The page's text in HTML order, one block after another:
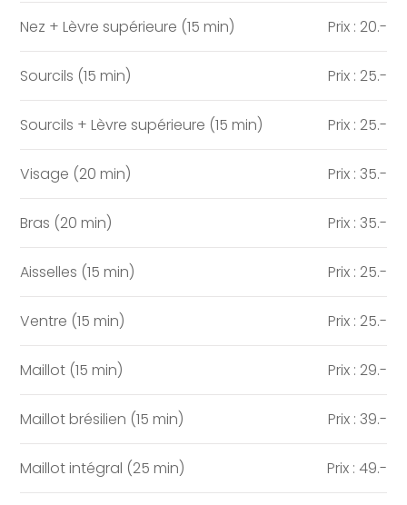
Nez + Lèvre supérieure (15 min) Prix : 20.-
Sourcils (15 min) Prix : 25.-
Sourcils + Lèvre supérieure (15 min) Prix : 25.-
Visage (20 min) Prix : 35.-
Bras (20 min) Prix : 35.-
Aisselles (15 min) Prix : 25.-
Ventre (15 min) Prix : 25.-
Maillot (15 min) Prix : 29.-
Maillot brésilien (15 min) Prix : 39.-
Maillot intégral (25 min) Prix : 49.-